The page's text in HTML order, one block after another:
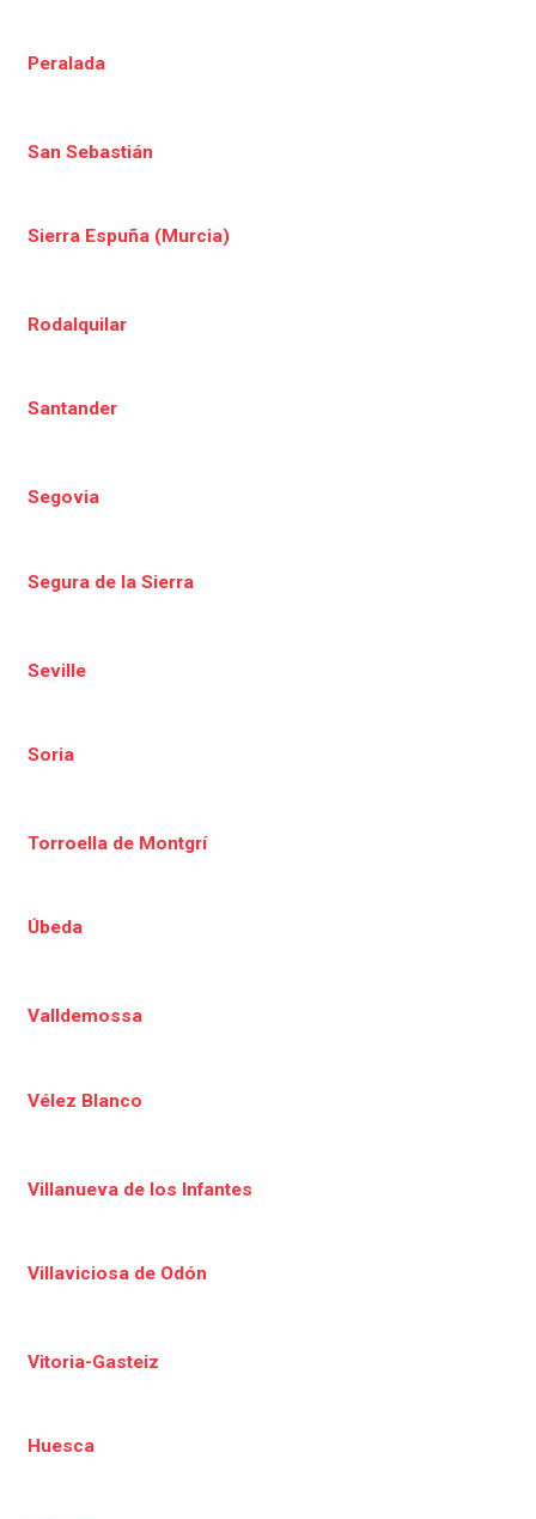
Peralada
San Sebastián
Sierra Espuña (Murcia)
Rodalquilar
Santander
Segovia
Segura de la Sierra
Seville
Soria
Torroella de Montgrí
Úbeda
Valldemossa
Vélez Blanco
Villanueva de los Infantes
Villaviciosa de Odón
Vitoria-Gasteiz
Huesca